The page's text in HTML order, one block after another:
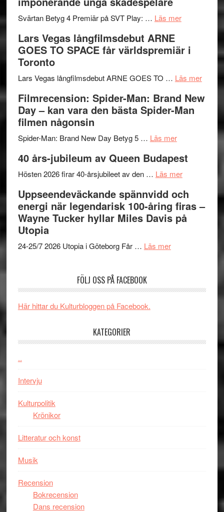
spännande
Jackie
i
Vem
styra
Svärtan Betyg 4 Premiär på SVT Play: … Läs merom
tv-
Svärtan
välgjort
om
imponerande
unga
Lars Vegas långfilmsdebut ARNE
GOES TO SPACE får världspremiär i
Toronto
Lars Vegas långfilmsdebut ARNE GOES TO … Läs merom
Vegas
GOES
Filmrecension: Spider-Man: Brand New
Day – kan vara den bästa Spider-Man
filmen någonsin
Spider-Man: Brand New Day Betyg 5 … Läs merom
Spider-
Man:
New
Day
–
Man
40 års-jubileum av Queen Budapest
Hösten 2026 firar 40-årsjubileet av den … Läs merom
års-
jubileum
av
Uppseendeväckande spännvidd och
energi när legendarisk 100-åring firas –
Wayne Tucker hyllar Miles Davis på
Utopia
24-25/7 2026 Utopia i Göteborg Får … Läs merom
energi
åring
FÖLJ OSS PÅ FACEBOOK
Här hittar du Kulturbloggen på Facebook.
KATEGORIER
..
Intervju
Kulturpolitik
Krönikor
Litteratur och konst
Musik
Recension
Bokrecension
Dans recension